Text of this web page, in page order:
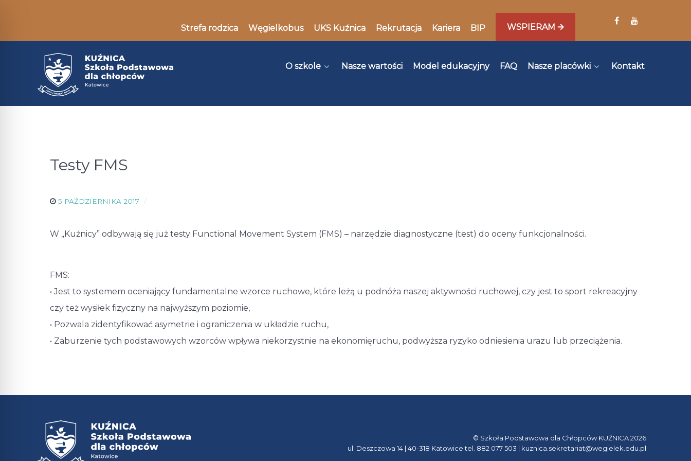
Strefa rodzica Węgielkobus UKS Kuźnica Rekrutacja Kariera BIP WSPIERAM 🡪
O szkole Nasze wartości Model edukacyjny FAQ Nasze placówki Kontakt
Testy FMS
5 PAŹDZIERNIKA 2017
W „Kuźnicy” odbywają się już testy Functional Movement System (FMS) – narzędzie diagnostyczne (test) do oceny funkcjonalności.
FMS:
• Jest to systemem oceniający fundamentalne wzorce ruchowe, które leżą u podnóża naszej aktywności ruchowej, czy jest to sport rekreacyjny
czy też wysiłek fizyczny na najwyższym poziomie,
• Pozwala zidentyfikować asymetrie i ograniczenia w układzie ruchu,
• Zaburzenie tych podstawowych wzorców wpływa niekorzystnie na ekonomięruchu, podwyższa ryzyko odniesienia urazu lub przeciążenia.
© Szkoła Podstawowa dla Chłopców KUŹNICA 2026
ul. Deszczowa 14 | 40-318 Katowice tel. 882 077 503 | kuznica.sekretariat@wegielek.edu.pl